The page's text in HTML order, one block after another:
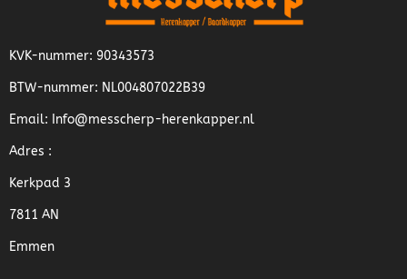
KVK-nummer: 90343573
BTW-nummer: NL004807022B39
Email: Info@messcherp-herenkapper.nl
Adres :
Kerkpad 3
7811 AN
Emmen